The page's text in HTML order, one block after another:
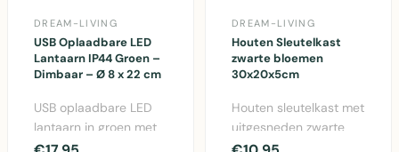
DREAM-LIVING
USB Oplaadbare LED
Lantaarn IP44 Groen –
Dimbaar – Ø 8 x 22 cm
USB oplaadbare LED
lantaarn in groen met
IP44-bescherming,
DREAM-LIVING
Houten Sleutelkast
zwarte bloemen
30x20x5cm
Houten sleutelkast met
uitgesneden zwarte
bloemen, 30x20x5cm,